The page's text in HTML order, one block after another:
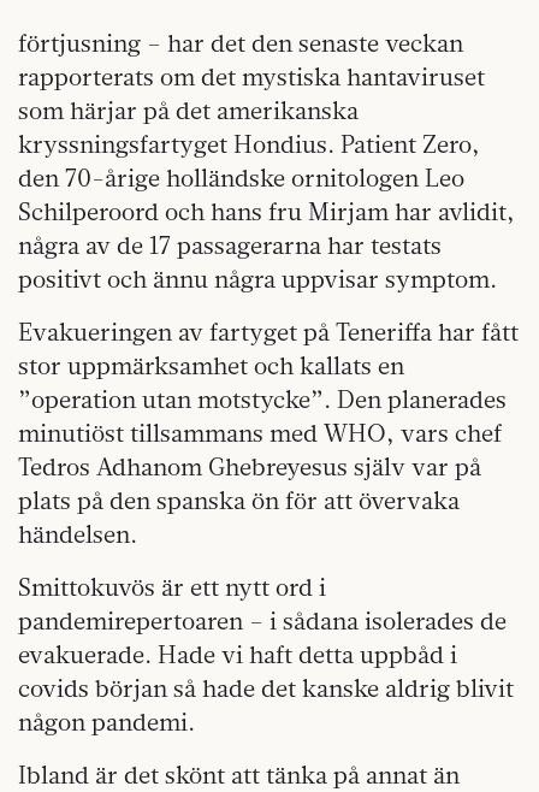
förtjusning – har det den senaste veckan
rapporterats om det mystiska hantaviruset
som härjar på det amerikanska
kryssningsfartyget Hondius. Patient Zero,
den 70-årige holländske ornitologen Leo
Schilperoord och hans fru Mirjam har avlidit,
några av de 17 passagerarna har testats
positivt och ännu några uppvisar symptom.
Evakueringen av fartyget på Teneriffa har fått
stor uppmärksamhet och kallats en
”operation utan motstycke”. Den planerades
minutiöst tillsammans med WHO, vars chef
Tedros Adhanom Ghebreyesus själv var på
plats på den spanska ön för att övervaka
händelsen.
Smittokuvös är ett nytt ord i
pandemirepertoaren – i sådana isolerades de
evakuerade. Hade vi haft detta uppbåd i
covids början så hade det kanske aldrig blivit
någon pandemi.
Ibland är det skönt att tänka på annat än